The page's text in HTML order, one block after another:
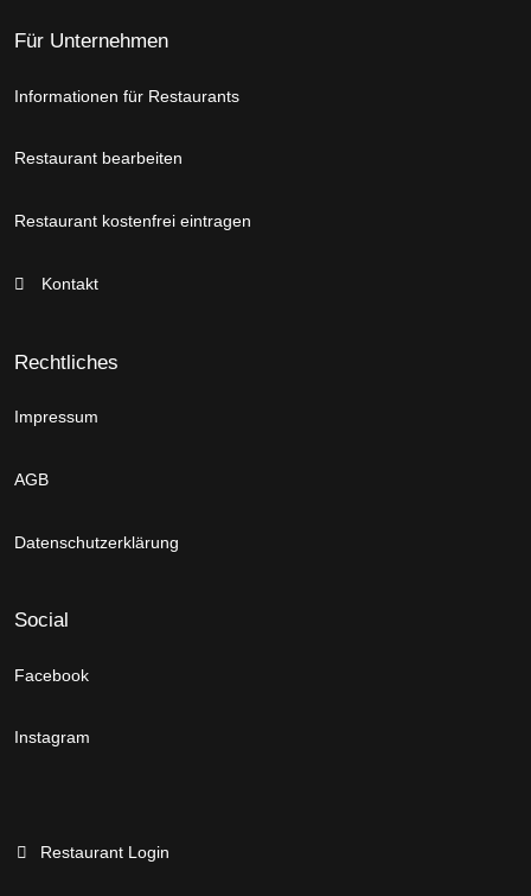
Für Unternehmen
Informationen für Restaurants
Restaurant bearbeiten
Restaurant kostenfrei eintragen
Kontakt
Rechtliches
Impressum
AGB
Datenschutzerklärung
Social
Facebook
Instagram
Restaurant Login